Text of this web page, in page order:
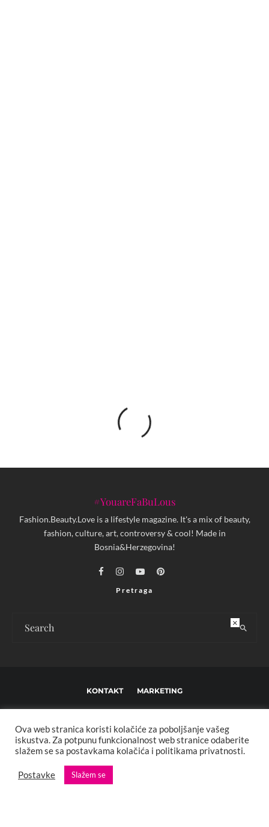
#YouareFaBuLous
Fashion.Beauty.Love is a lifestyle magazine. It's a mix of beauty,
fashion, culture, art, controversy & cool! Made in
Bosnia&Herzegovina!
Pretraga
KONTAKT MARKETING
IMPRESSUM O NAMA
Copyright © 2013 - 2025 FBL creative. Sva prava zadržana. Developed by:
XStreamThemes
Ova web stranica koristi kolačiće za poboljšanje vašeg
iskustva. Za potpunu funkcionalnost web stranice odaberite
slažem se sa postavkama kolačića i politikama privatnosti.
Postavke Slažem se
×